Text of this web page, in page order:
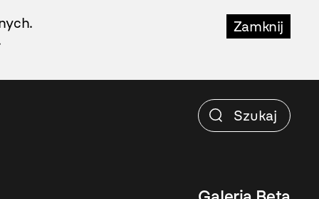
Zamknij